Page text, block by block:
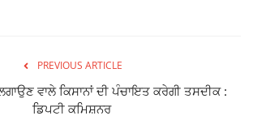
PREVIOUS ARTICLE
ਵਾਲੇ ਕਿਸਾਨਾਂ ਦੀ ਪੰਚਾਇਤ ਕਰੇਗੀ ਤਸਦੀਕ :
ਡਿਪਟੀ ਕਮਿਸ਼ਨਰ